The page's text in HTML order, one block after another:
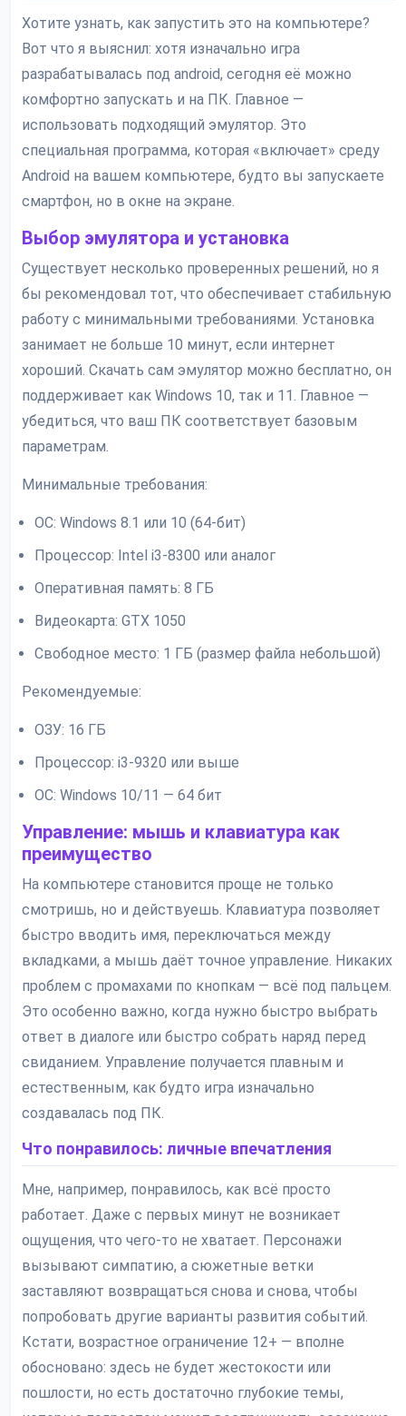
Хотите узнать, как запустить это на компьютере?
Вот что я выяснил: хотя изначально игра
разрабатывалась под android, сегодня её можно
комфортно запускать и на ПК. Главное —
использовать подходящий эмулятор. Это
специальная программа, которая «включает» среду
Android на вашем компьютере, будто вы запускаете
смартфон, но в окне на экране.
Выбор эмулятора и установка
Существует несколько проверенных решений, но я
бы рекомендовал тот, что обеспечивает стабильную
работу с минимальными требованиями. Установка
занимает не больше 10 минут, если интернет
хороший. Скачать сам эмулятор можно бесплатно, он
поддерживает как Windows 10, так и 11. Главное —
убедиться, что ваш ПК соответствует базовым
параметрам.
Минимальные требования:
ОС: Windows 8.1 или 10 (64-бит)
Процессор: Intel i3-8300 или аналог
Оперативная память: 8 ГБ
Видеокарта: GTX 1050
Свободное место: 1 ГБ (размер файла небольшой)
Рекомендуемые:
ОЗУ: 16 ГБ
Процессор: i3-9320 или выше
ОС: Windows 10/11 — 64 бит
Управление: мышь и клавиатура как
преимущество
На компьютере становится проще не только
смотришь, но и действуешь. Клавиатура позволяет
быстро вводить имя, переключаться между
вкладками, а мышь даёт точное управление. Никаких
проблем с промахами по кнопкам — всё под пальцем.
Это особенно важно, когда нужно быстро выбрать
ответ в диалоге или быстро собрать наряд перед
свиданием. Управление получается плавным и
естественным, как будто игра изначально
создавалась под ПК.
Что понравилось: личные впечатления
Мне, например, понравилось, как всё просто
работает. Даже с первых минут не возникает
ощущения, что чего-то не хватает. Персонажи
вызывают симпатию, а сюжетные ветки
заставляют возвращаться снова и снова, чтобы
попробовать другие варианты развития событий.
Кстати, возрастное ограничение 12+ — вполне
обосновано: здесь не будет жестокости или
пошлости, но есть достаточно глубокие темы,